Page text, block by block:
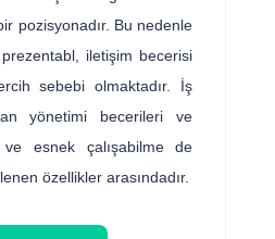
pozisyonadır. Bu nedenle
iletişim becerisi
sebebi olmaktadır. İş
yönetimi becerileri ve
esnek çalışabilme de
özellikler arasındadır.